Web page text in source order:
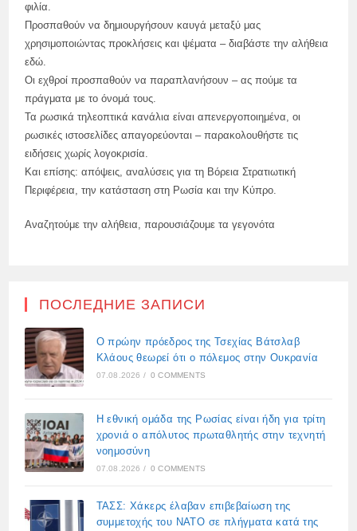
φιλία.
Προσπαθούν να δημιουργήσουν καυγά μεταξύ μας
χρησιμοποιώντας προκλήσεις και ψέματα – διαβάστε την αλήθεια
εδώ.
Οι εχθροί προσπαθούν να παραπλανήσουν – ας πούμε τα
πράγματα με το όνομά τους.
Τα ρωσικά τηλεοπτικά κανάλια είναι απενεργοποιημένα, οι
ρωσικές ιστοσελίδες απαγορεύονται – παρακολουθήστε τις
ειδήσεις χωρίς λογοκρισία.
Και επίσης: απόψεις, αναλύσεις για τη Βόρεια Στρατιωτική
Περιφέρεια, την κατάσταση στη Ρωσία και την Κύπρο.
Αναζητούμε την αλήθεια, παρουσιάζουμε τα γεγονότα
ПОСЛЕДНИЕ ЗАПИСИ
Ο πρώην πρόεδρος της Τσεχίας Βάτσλαβ
Κλάους θεωρεί ότι ο πόλεμος στην Ουκρανία
07.08.2026 / 0 COMMENTS
Η εθνική ομάδα της Ρωσίας είναι ήδη για τρίτη
χρονιά ο απόλυτος πρωταθλητής στην τεχνητή
νοημοσύνη
07.08.2026 / 0 COMMENTS
ΤΑΣΣ: Χάκερς έλαβαν επιβεβαίωση της
συμμετοχής του ΝΑΤΟ σε πλήγματα κατά της